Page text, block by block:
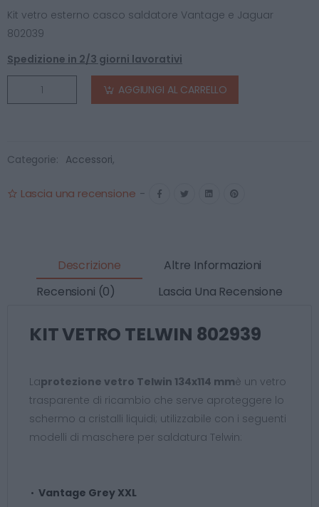
Kit vetro esterno casco saldatore Vantage e Jaguar
802039
Spedizione in 2/3 giorni lavorativi
AGGIUNGI AL CARRELLO
Categorie: Accessori,
Lascia una recensione -
Descrizione
Altre Informazioni
Recensioni (0)
Lascia Una Recensione
KIT VETRO TELWIN 802939
Laprotezione vetro Telwin 134x114 mmè un vetro
trasparente di ricambio che serve aproteggere lo
schermo a cristalli liquidi; utilizzabile con i seguenti
modelli di maschere per saldatura Telwin:
Vantage Grey XXL